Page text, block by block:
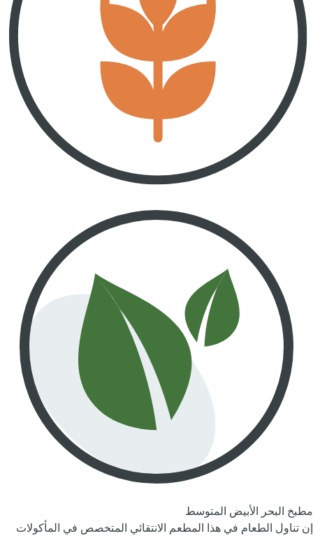
مطبخ البحر الأبيض المتوسط
إن تناول الطعام في هذا المطعم الانتقائي المتخصص في المأكولات